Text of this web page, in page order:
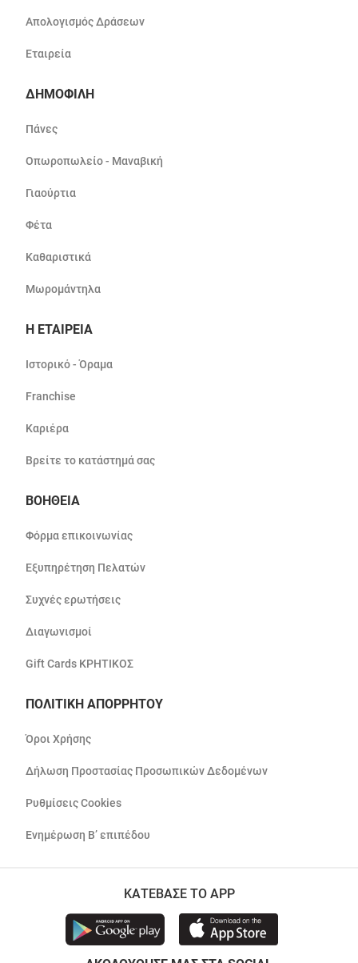
Απολογισμός Δράσεων
Εταιρεία
ΔΗΜΟΦΙΛΗ
Πάνες
Οπωροπωλείο - Μαναβική
Γιαούρτια
Φέτα
Καθαριστικά
Μωρομάντηλα
Η ΕΤΑΙΡΕΙΑ
Ιστορικό - Όραμα
Franchise
Καριέρα
Βρείτε το κατάστημά σας
ΒΟΗΘΕΙΑ
Φόρμα επικοινωνίας
Εξυπηρέτηση Πελατών
Συχνές ερωτήσεις
Διαγωνισμοί
Gift Cards ΚΡΗΤΙΚΟΣ
ΠΟΛΙΤΙΚΗ ΑΠΟΡΡΗΤΟΥ
Όροι Χρήσης
Δήλωση Προστασίας Προσωπικών Δεδομένων
Ρυθμίσεις Cookies
Ενημέρωση Β’ επιπέδου
ΚΑΤΕΒΑΣΕ ΤΟ APP